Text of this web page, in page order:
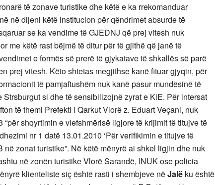
të zonave turistike dhe këtë e ka rrekomanduar
në dijeni këtë institucion për qëndrimet absurde të
se ka vendime të GJEDNJ që prej vitesh nuk
me këtë rast bëjmë të ditur për të gjithë që janë të
e formës së prerë të gjykatave të shkallës së parë
prej vitesh. Këto shtetas megjithse kanë fituar gjyqin, për
të pamjaftushëm nuk kanë pasur mundësinë të
si dhe të sensibilizojnë zyrat e KiE. Për intersat
të themi Prefekti i Qarkut Vlorë z. Eduart Veçani, nuk
shqyrtimin e vlefshmërisë ligjore të krijimit të titujve të
nr 1 datë 13.01.2010 ‘Për verifikimin e titujve të
zonat turistike”. Në këtë mënyrë ai shkel ligjin dhe nuk
në zonën turistike Vlorë Sarandë, INUK ose policia
klienteliste siç është rasti i shembjeve nëJalë ku është